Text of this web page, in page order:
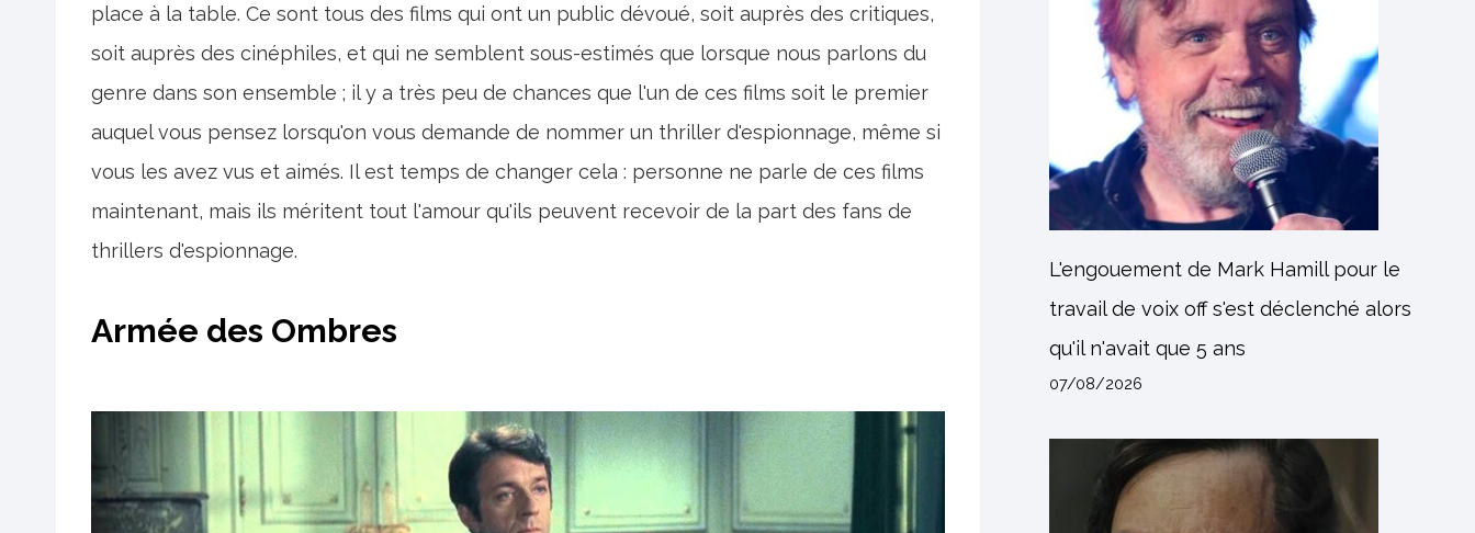
place à la table. Ce sont tous des films qui ont un public dévoué, soit auprès des critiques,
soit auprès des cinéphiles, et qui ne semblent sous-estimés que lorsque nous parlons du
genre dans son ensemble ; il y a très peu de chances que l'un de ces films soit le premier
auquel vous pensez lorsqu'on vous demande de nommer un thriller d'espionnage, même si
vous les avez vus et aimés. Il est temps de changer cela : personne ne parle de ces films
maintenant, mais ils méritent tout l'amour qu'ils peuvent recevoir de la part des fans de
thrillers d'espionnage.
Armée des Ombres
L'engouement de Mark Hamill pour le
travail de voix off s'est déclenché alors
qu'il n'avait que 5 ans
07/08/2026